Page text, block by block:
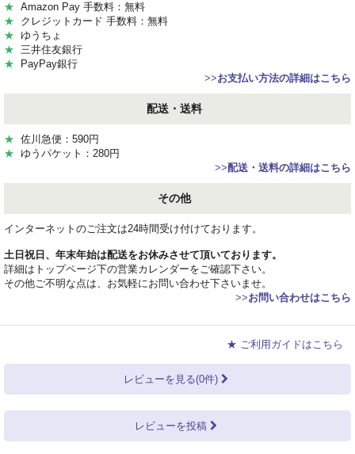
★ Amazon Pay 手数料：無料
★ クレジットカード 手数料：無料
★ ゆうちょ
★ 三井住友銀行
★ PayPay銀行
>>お支払い方法の詳細はこちら
配送・送料
★ 佐川急便：590円
★ ゆうパケット：280円
>>配送・送料の詳細はこちら
その他
インターネットのご注文は24時間受け付けております。
土日祝日、年末年始は配送をお休みさせて頂いております。
詳細はトップページ下の営業カレンダーをご確認下さい。
その他ご不明な点は、お気軽にお問い合わせ下さいませ。
>>お問い合わせはこちら
★ ご利用ガイドはこちら
レビューを見る(0件)
レビューを投稿